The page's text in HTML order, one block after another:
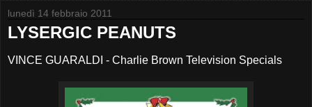
lunedì 14 febbraio 2011
LYSERGIC PEANUTS
VINCE GUARALDI - Charlie Brown Television Specials